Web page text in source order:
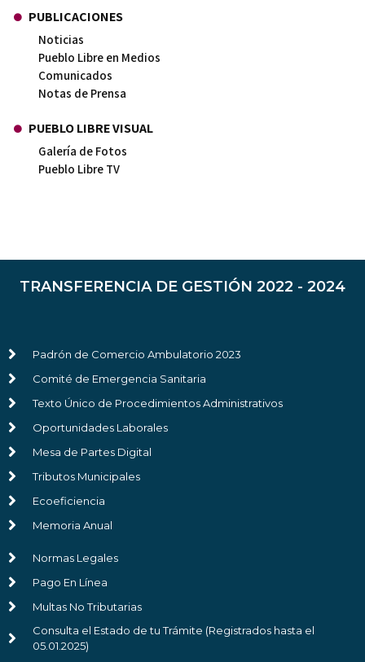
PUBLICACIONES
Noticias
Pueblo Libre en Medios
Comunicados
Notas de Prensa
PUEBLO LIBRE VISUAL
Galería de Fotos
Pueblo Libre TV
TRANSFERENCIA DE GESTIÓN 2022 - 2024
Padrón de Comercio Ambulatorio 2023
Comité de Emergencia Sanitaria
Texto Único de Procedimientos Administrativos
Oportunidades Laborales
Mesa de Partes Digital
Tributos Municipales
Ecoeficiencia
Memoria Anual
Normas Legales
Pago En Línea
Multas No Tributarias
Consulta el Estado de tu Trámite (Registrados hasta el
05.01.2025)